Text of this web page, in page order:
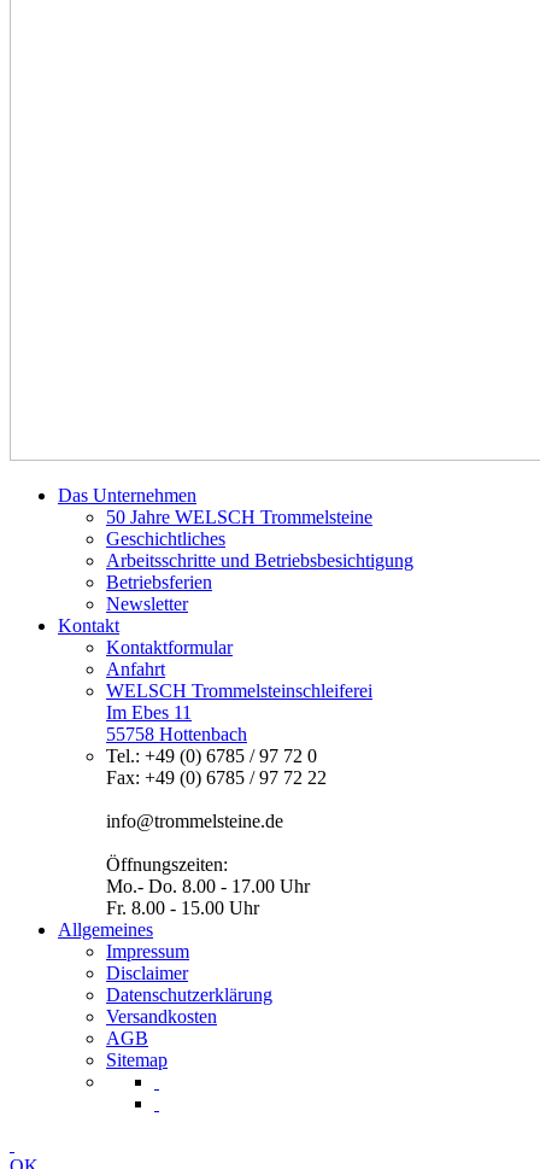
Das Unternehmen
50 Jahre WELSCH Trommelsteine
Geschichtliches
Arbeitsschritte und Betriebsbesichtigung
Betriebsferien
Newsletter
Kontakt
Kontaktformular
Anfahrt
WELSCH Trommelsteinschleiferei
Im Ebes 11
55758 Hottenbach
Tel.: +49 (0) 6785 / 97 72 0
Fax: +49 (0) 6785 / 97 72 22
info@trommelsteine.de
Öffnungszeiten:
Mo.- Do. 8.00 - 17.00 Uhr
Fr. 8.00 - 15.00 Uhr
Allgemeines
Impressum
Disclaimer
Datenschutzerklärung
Versandkosten
AGB
Sitemap